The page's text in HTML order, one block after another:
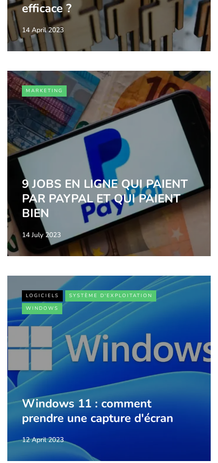
efficace ?
14 April 2023
MARKETING
9 JOBS EN LIGNE QUI PAIENT
PAR PAYPAL ET QUI PAIENT
BIEN
14 July 2023
LOGICIELS
SYSTÈME D'EXPLOITATION
WINDOWS
Windows 11 : comment
prendre une capture d'écran
12 April 2023